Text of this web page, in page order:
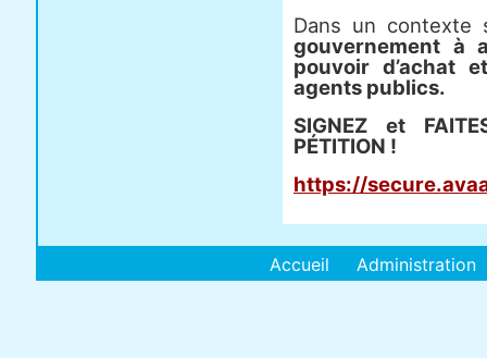
Dans un
gouvernement à
pouvoir d’achat
agents publics.
SIGNEZ et
PÉTITION !
https://
Accueil Administration